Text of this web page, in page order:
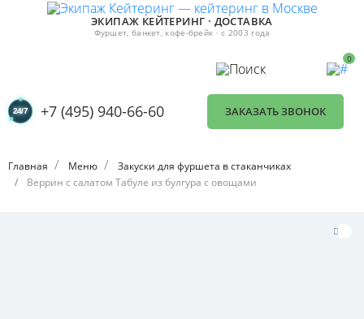
ЭКИПАЖ КЕЙТЕРИНГ · ДОСТАВКА
Фуршет, банкет, кофе-брейк · с 2003 года
0
+7 (495) 940-66-60 ЗАКАЗАТЬ ЗВОНОК
Главная Меню
Закуски для фуршета в стаканчиках
Веррин с салатом Табуле из булгура с овощами